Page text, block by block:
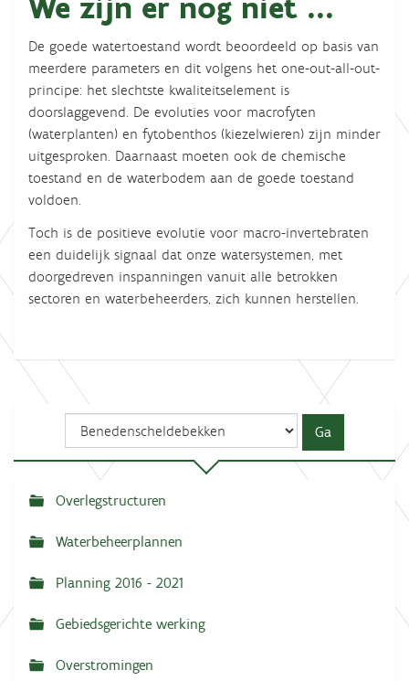
We zijn er nog niet ...
De goede watertoestand wordt beoordeeld op basis van
meerdere parameters en dit volgens het one-out-all-out-
principe: het slechtste kwaliteitselement is
doorslaggevend. De evoluties voor macrofyten
(waterplanten) en fytobenthos (kiezelwieren) zijn minder
uitgesproken. Daarnaast moeten ook de chemische
toestand en de waterbodem aan de goede toestand
voldoen.
Toch is de positieve evolutie voor macro-invertebraten
een duidelijk signaal dat onze watersystemen, met
doorgedreven inspanningen vanuit alle betrokken
sectoren en waterbeheerders, zich kunnen herstellen.
N
a
i
g
t
Overlegstructuren
Waterbeheerplannen
Planning 2016 - 2021
Gebiedsgerichte werking
Overstromingen